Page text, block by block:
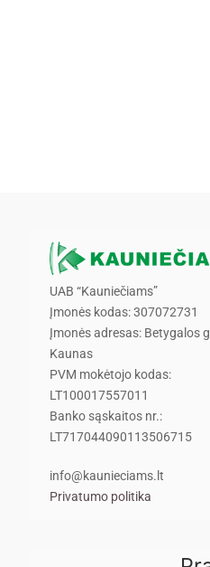
UAB “Kauniečiams”
Įmonės kodas: 307072731
Įmonės adresas: Betygalos
Kaunas
PVM mokėtojo kodas:
LT100017557011
Banko sąskaitos nr.:
LT717044090113506715
info@kaunieciams.lt
Privatumo politika